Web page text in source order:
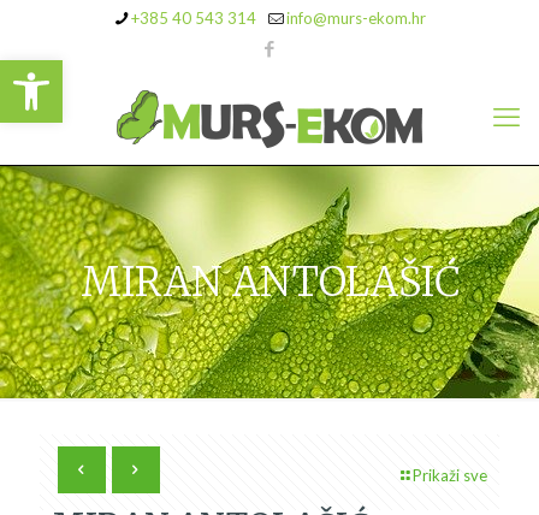
Open toolbar
+385 40 543 314 info@murs-ekom.hr
MIRAN ANTOLAŠIĆ
Prikaži sve